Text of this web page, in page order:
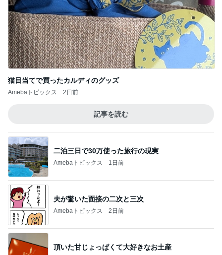
記事を読む
二泊三日で30万使った旅行の現実
Amebaトピックス 1日前
Amebaトピックス 2日前
頂いた甘じょっぱくて大好きなお土産
Amebaトピックス 23時間前
思ったより高くついたエアコン代
Amebaトピックス 1日前